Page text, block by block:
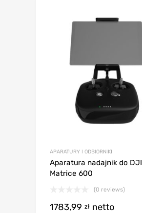
APARATURY I ODBIORNIKI
Aparatura nadajnik do DJI
Matrice 600
(0 reviews)
1783,99 zł netto